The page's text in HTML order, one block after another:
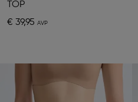
TOP
€ 39,95